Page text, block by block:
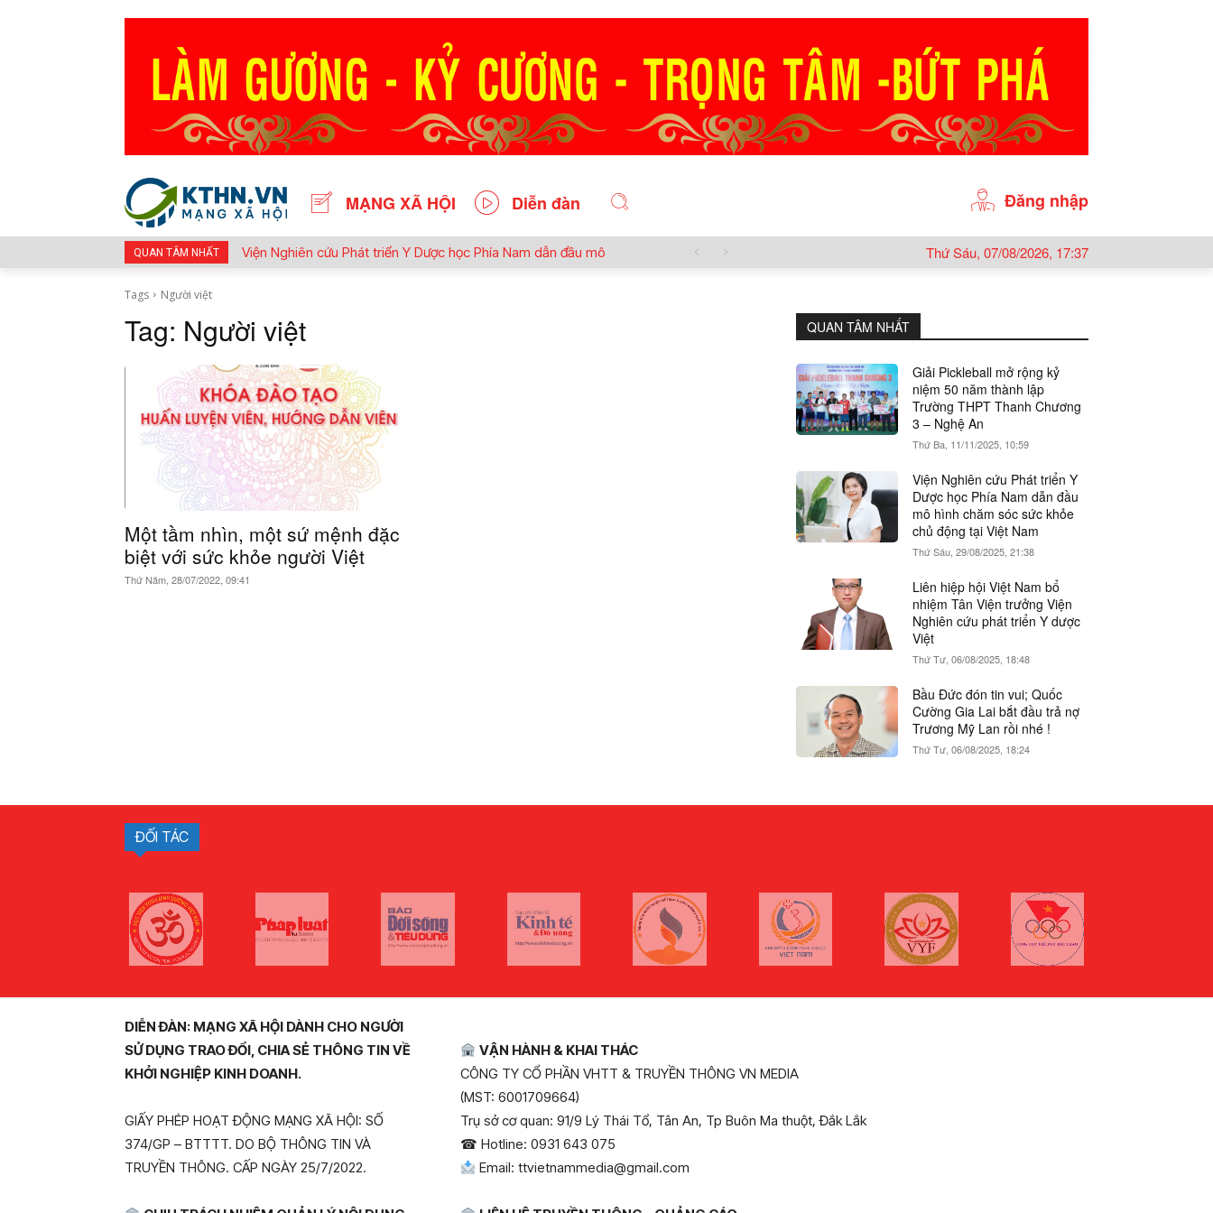
MẠNG XÃ HỘI Diễn đàn Đăng nhập
QUAN TÂM NHẤT
Viện Nghiên cứu Phát triển Y Dược học Phía Nam dẫn đầu mô
Thứ Sáu, 07/08/2026, 17:37
Tags Người việt
Tag: Người việt
Một tầm nhìn, một sứ mệnh đặc
biệt với sức khỏe người Việt
Thứ Năm, 28/07/2022, 09:41
QUAN TÂM NHẤT
Giải Pickleball mở rộng kỷ
niệm 50 năm thành lập
Trường THPT Thanh Chương
3 – Nghệ An
Thứ Ba, 11/11/2025, 10:59
Viện Nghiên cứu Phát triển Y
Dược học Phía Nam dẫn đầu
mô hình chăm sóc sức khỏe
chủ động tại Việt Nam
Thứ Sáu, 29/08/2025, 21:38
Liên hiệp hội Việt Nam bổ
nhiệm Tân Viện trưởng Viện
Nghiên cứu phát triển Y dược
Việt
Thứ Tư, 06/08/2025, 18:48
Bầu Đức đón tin vui; Quốc
Cường Gia Lai bắt đầu trả nợ
Trương Mỹ Lan rồi nhé !
Thứ Tư, 06/08/2025, 18:24
ĐỐI TÁC
DIỄN ĐÀN: MẠNG XÃ HỘI DÀNH CHO NGƯỜI
SỬ DỤNG TRAO ĐỔI, CHIA SẺ THÔNG TIN VỀ
KHỞI NGHIỆP KINH DOANH.
GIẤY PHÉP HOẠT ĐỘNG MẠNG XÃ HỘI: SỐ
374/GP – BTTTT. DO BỘ THÔNG TIN VÀ
TRUYỀN THÔNG. CẤP NGÀY 25/7/2022.
VẬN HÀNH & KHAI THÁC
CÔNG TY CỔ PHẦN VHTT & TRUYỀN THÔNG VN MEDIA
(MST: 6001709664)
Trụ sở cơ quan: 91/9 Lý Thái Tổ, Tân An, Tp Buôn Ma thuột, Đắk Lắk
☎ Hotline: 0931 643 075
Email: ttvietnammedia@gmail.com